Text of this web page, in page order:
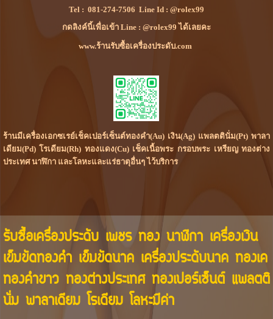
Tel : 081-274-7506 Line Id : @rolex99
กดลิงค์นี้เพื่อเข้า Line : @rolex99 ได้เลยคะ
www.ร้านรับซื้อเครื่องประดับ.com
ร้านมีเครื่องเอกซเรย์เช็คเปอร์เซ็นต์ทองคำ(Au) เงิน(Ag) แพลตตินั่ม(Pt) พาลา
เดียม(Pd) โรเดียม(Rh) ทองแดง(Cu) เช็คเนื้อพระ กรอบพระ เหรียญ ทองต่าง
ประเทศ นาฬิกา และโลหะและแร่ธาตุอื่นๆ ไว้บริการ
รับซื้อเครื่องประดับ เพชร ทอง นาฬิกา เครื่องเงิน
เข็มขัดทองคำ เข็มขัดนาค เครื่องประดับนาค ทองเค
ทองคำขาว ทองต่างประเทศ ทองเปอร์เซ็นต์ แพลตติ
นั่ม พาลาเดียม โรเดียม โลหะมีค่า